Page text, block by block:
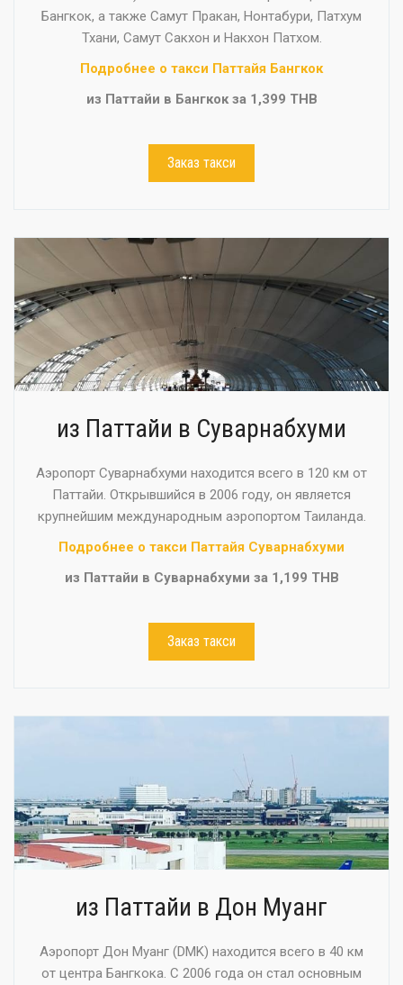
Бангкок, а также Самут Пракан, Нонтабури, Патхум
Тхани, Самут Сакхон и Накхон Патхом.
Подробнее о такси Паттайя Бангкок
из Паттайи в Бангкок за 1,399 THB
Заказ такси
из Паттайи в Суварнабхуми
Аэропорт Суварнабхуми находится всего в 120 км от
Паттайи. Открывшийся в 2006 году, он является
крупнейшим международным аэропортом Таиланда.
Подробнее о такси Паттайя Суварнабхуми
из Паттайи в Суварнабхуми за 1,199 THB
Заказ такси
из Паттайи в Дон Муанг
Аэропорт Дон Муанг (DMK) находится всего в 40 км
от центра Бангкока. С 2006 года он стал основным